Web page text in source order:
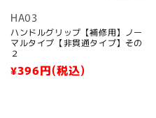
HA03
ハンドルグリップ【補修用】ノー
マルタイプ【非貫通タイプ】その
２
通
¥396円(税込)